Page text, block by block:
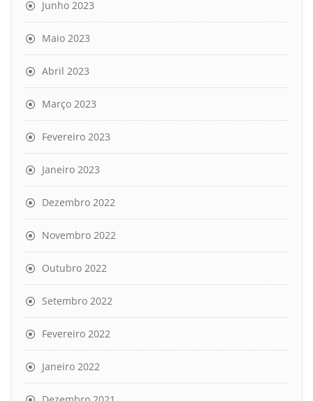
Junho 2023
Maio 2023
Abril 2023
Março 2023
Fevereiro 2023
Janeiro 2023
Dezembro 2022
Novembro 2022
Outubro 2022
Setembro 2022
Fevereiro 2022
Janeiro 2022